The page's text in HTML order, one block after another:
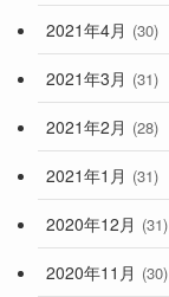
2021年4月 (30)
2021年3月 (31)
2021年2月 (28)
2021年1月 (31)
2020年12月 (31)
2020年11月 (30)